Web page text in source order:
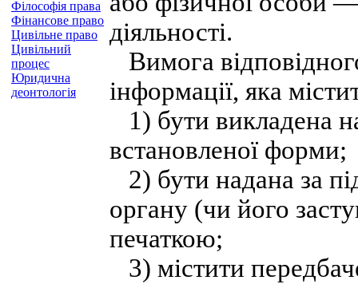
Філософія права
Фінансове право
Цивільне право
Цивільний
процес
Юридична
деонтологія
діяльності.
Вимога
інформації, яка
1) бути викладена
встановленої форми;
2) бути надана за
органу (чи його
печаткою;
3) містити